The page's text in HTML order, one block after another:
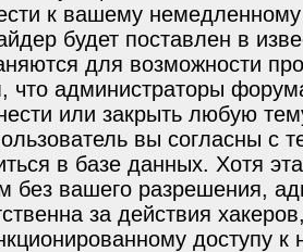
к вашему
будет поставлен в
для возможности
что администраторы
или закрыть любую
вы согласны с
в базе данных. Хотя
без вашего разрешения,
за действия
доступу к